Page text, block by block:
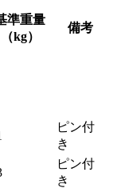
準重量
（kg）
備考
ピン付
き
ピン付
き